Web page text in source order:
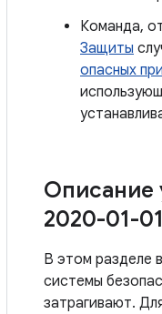
Команда,
Защиты
опасных
Описание
2020-01-
В этом разделе
системы
затрагивают.